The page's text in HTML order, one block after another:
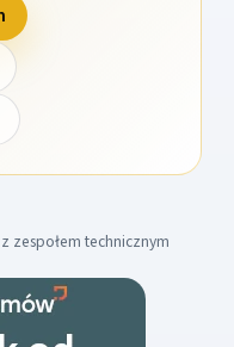
zespołem technicznym